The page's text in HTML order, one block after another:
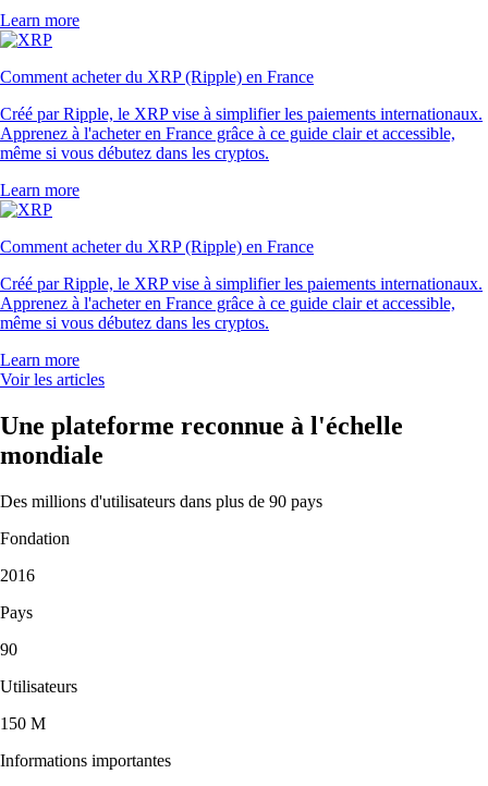
Learn more
Comment acheter du XRP (Ripple) en France
Créé par Ripple, le XRP vise à simplifier les paiements internationaux.
Apprenez à l'acheter en France grâce à ce guide clair et accessible,
même si vous débutez dans les cryptos.
Learn more
Comment acheter du XRP (Ripple) en France
Créé par Ripple, le XRP vise à simplifier les paiements internationaux.
Apprenez à l'acheter en France grâce à ce guide clair et accessible,
même si vous débutez dans les cryptos.
Learn more
Voir les articles
Une plateforme reconnue à l'échelle
mondiale
Des millions d'utilisateurs dans plus de 90 pays
Fondation
2016
Pays
90
Utilisateurs
150 M
Informations importantes